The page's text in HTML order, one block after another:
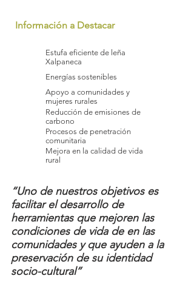
Información a Destacar
Procesos de penetración
comunitaria
Reducción de emisiones de
carbono
Apoyo a comunidades y
mujeres rurales
Energías sostenibles
Estufa eficiente de leña
Xalpaneca
Mejora en la calidad de vida
rural
“Uno de nuestros objetivos es
facilitar el desarrollo de
herramientas que mejoren las
condiciones de vida de en las
comunidades y que ayuden a la
preservación de su identidad
socio-cultural”